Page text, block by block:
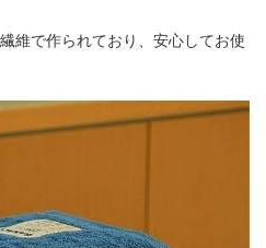
維で作られており、安心してお使